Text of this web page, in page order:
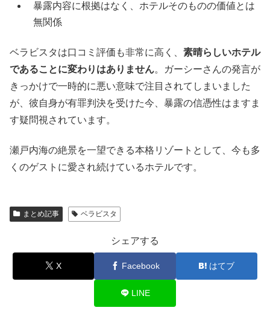
暴露内容に根拠はなく、ホテルそのものの価値とは
無関係
ベラビスタは口コミ評価も非常に高く、 素晴らしいホテル
であることに変わりはありません。ガーシーさんの発言が
きっかけで一時的に悪い意味で注目されてしまいました
が、彼自身が有罪判決を受けた今、暴露の信憑性はますま
す疑問視されています。
瀬戸内海の絶景を一望できる本格リゾートとして、今も多
くのゲストに愛され続けているホテルです。
まとめ記事 ベラビスタ
シェアする
X Facebook はてブ
LINE